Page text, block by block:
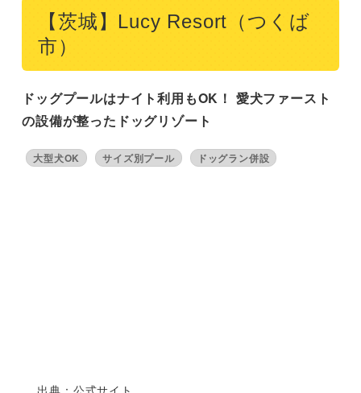
【茨城】Lucy Resort（つくば
市）
ドッグプールはナイト利用もOK！ 愛犬ファースト
の設備が整ったドッグリゾート
大型犬OK サイズ別プール ドッグラン併設